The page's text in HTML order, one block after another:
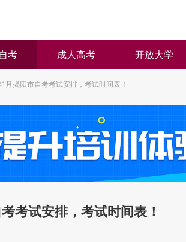
考 成人高考 开放大学
月揭阳市自考考试安排，考试时间表！
考试安排，考试时间表！